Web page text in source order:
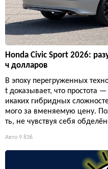
Honda Civic Sport 2026:
ч долларов
В эпоху перегруженных
t доказывает, что простота
икаких гибридных
мого за вменяемую цену.
ть, не чувствуя себя
Авто 9 836